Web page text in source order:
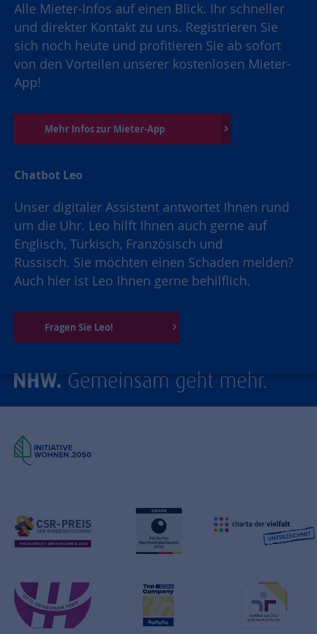
Alle Mieter-Infos auf einen Blick. Ihr schneller
und direkter Kontakt zu uns. Registrieren Sie
sich noch heute und profitieren Sie ab sofort
von den Vorteilen unserer kostenlosen Mieter-
App!
Mehr Infos zur Mieter-App
Chatbot Leo
Unser digitaler Assistent antwortet Ihnen rund
um die Uhr. Leo hilft Ihnen auch gerne auf
Englisch, Türkisch, Französisch und
Russisch. Sie möchten einen Schaden melden?
Auch hier ist Leo Ihnen gerne behilflich.
Fragen Sie Leo!